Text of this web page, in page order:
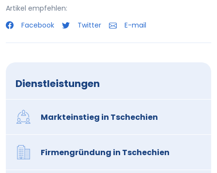
Artikel empfehlen:
Facebook
Twitter E-mail
Dienstleistungen
Markteinstieg in Tschechien
Firmengründung in Tschechien